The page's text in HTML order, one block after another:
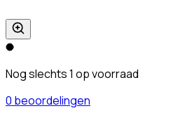
Nog slechts 1 op voorraad
0 beoordelingen